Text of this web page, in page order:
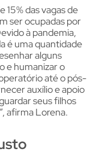
15% das vagas de
ser ocupadas por
à pandemia,
é uma quantidade
alguns
e humanizar o
até o pós-
auxílio e apoio
seus filhos
afirma Lorena.